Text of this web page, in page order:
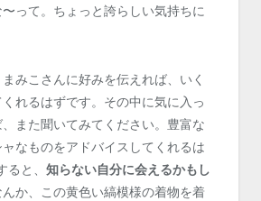
って。ちょっと誇らしい気持ちに
みこさんに好みを伝えれば、いく
れるはずです。その中に気に入っ
また聞いてみてください。豊富な
なものをアドバイスしてくれるは
と、 知らない自分に会えるかもし
んか、この黄色い縞模様の着物を着